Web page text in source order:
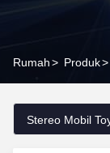
Rumah> Produk>
Stereo Mobil